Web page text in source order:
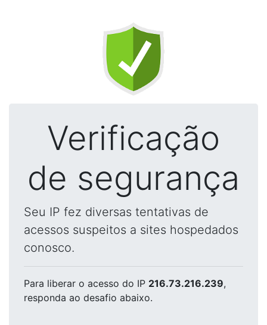
Verificação
de segurança
Seu IP fez diversas tentativas de
acessos suspeitos a sites hospedados
conosco.
Para liberar o acesso do IP 216.73.216.239,
responda ao desafio abaixo.